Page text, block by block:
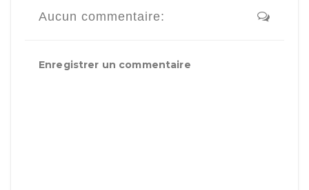
Aucun commentaire:
Enregistrer un commentaire